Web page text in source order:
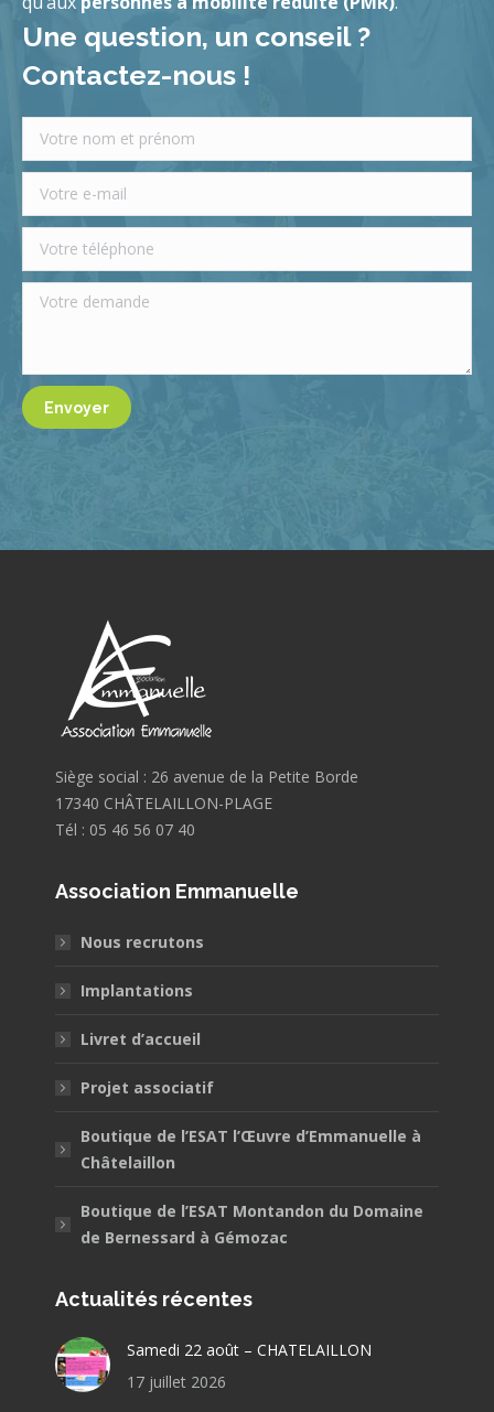
Une question, un conseil ?
Contactez-nous !
Siège social : 26 avenue de la Petite Borde
17340 CHÂTELAILLON-PLAGE
Tél : 05 46 56 07 40
Association Emmanuelle
Nous recrutons
Implantations
Livret d’accueil
Projet associatif
Boutique de l’ESAT l’Œuvre d’Emmanuelle à
Châtelaillon
Boutique de l’ESAT Montandon du Domaine
de Bernessard à Gémozac
Actualités récentes
Samedi 22 août – CHATELAILLON
17 juillet 2026